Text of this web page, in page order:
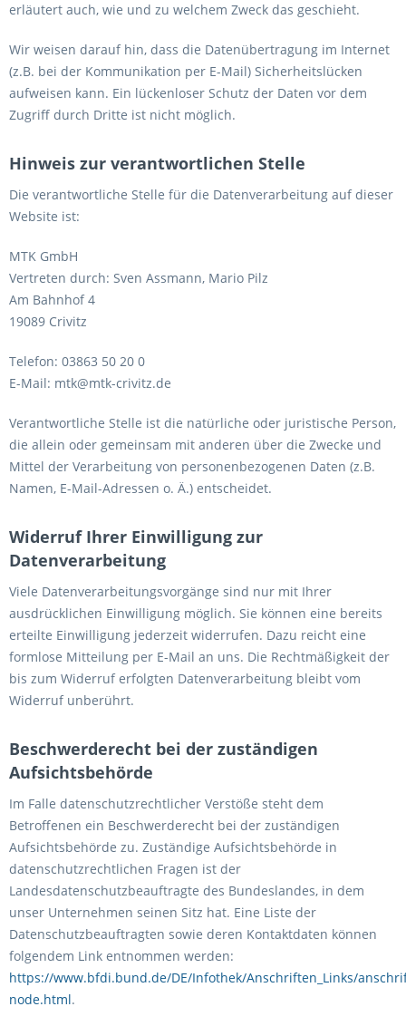
erläutert auch, wie und zu welchem Zweck das geschieht.
Wir weisen darauf hin, dass die Datenübertragung im Internet
(z.B. bei der Kommunikation per E-Mail) Sicherheitslücken
aufweisen kann. Ein lückenloser Schutz der Daten vor dem
Zugriff durch Dritte ist nicht möglich.
Hinweis zur verantwortlichen Stelle
Die verantwortliche Stelle für die Datenverarbeitung auf dieser
Website ist:
MTK GmbH
Vertreten durch: Sven Assmann, Mario Pilz
Am Bahnhof 4
19089 Crivitz
Telefon: 03863 50 20 0
E-Mail: mtk@mtk-crivitz.de
Verantwortliche Stelle ist die natürliche oder juristische Person,
die allein oder gemeinsam mit anderen über die Zwecke und
Mittel der Verarbeitung von personenbezogenen Daten (z.B.
Namen, E-Mail-Adressen o. Ä.) entscheidet.
Widerruf Ihrer Einwilligung zur
Datenverarbeitung
Viele Datenverarbeitungsvorgänge sind nur mit Ihrer
ausdrücklichen Einwilligung möglich. Sie können eine bereits
erteilte Einwilligung jederzeit widerrufen. Dazu reicht eine
formlose Mitteilung per E-Mail an uns. Die Rechtmäßigkeit der
bis zum Widerruf erfolgten Datenverarbeitung bleibt vom
Widerruf unberührt.
Beschwerderecht bei der zuständigen
Aufsichtsbehörde
Im Falle datenschutzrechtlicher Verstöße steht dem
Betroffenen ein Beschwerderecht bei der zuständigen
Aufsichtsbehörde zu. Zuständige Aufsichtsbehörde in
datenschutzrechtlichen Fragen ist der
Landesdatenschutzbeauftragte des Bundeslandes, in dem
unser Unternehmen seinen Sitz hat. Eine Liste der
Datenschutzbeauftragten sowie deren Kontaktdaten können
folgendem Link entnommen werden:
https://www.bfdi.bund.de/DE/Infothek/Anschriften_Links/
node.html.